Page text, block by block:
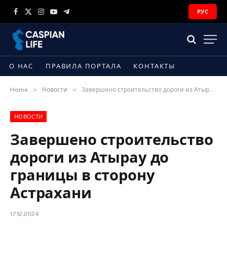
Facebook
X
Instagram
YouTubeTelegram
РУС
О НАС ПРАВИЛА ПОРТАЛА КОНТАКТЫ
Home » Новости » Завершено строительство дороги из Атырау до границы в сторону Астрахани
НОВОСТИ
Завершено строительство
дороги из Атырау до
границы в сторону
Астрахани
17.12.2024